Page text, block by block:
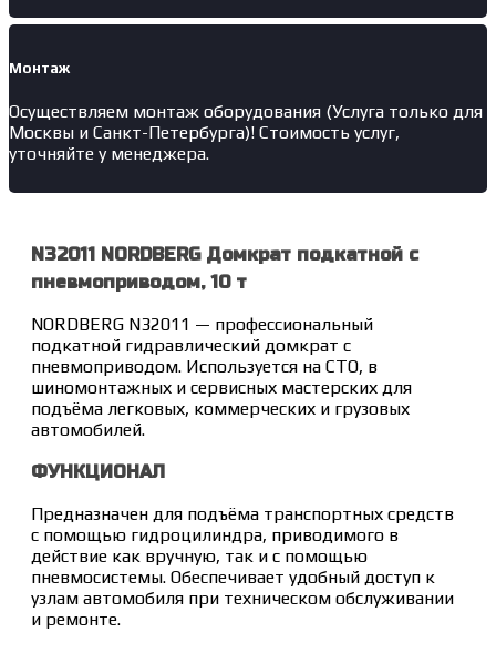
Монтаж
Осуществляем монтаж оборудования (Услуга только для
Москвы и Санкт-Петербурга)! Стоимость услуг,
уточняйте у менеджера.
N32011 NORDBERG Домкрат подкатной с
пневмоприводом, 10 т
NORDBERG N32011 — профессиональный
подкатной гидравлический домкрат с
пневмоприводом. Используется на СТО, в
шиномонтажных и сервисных мастерских для
подъёма легковых, коммерческих и грузовых
автомобилей.
ФУНКЦИОНАЛ
Предназначен для подъёма транспортных средств
с помощью гидроцилиндра, приводимого в
действие как вручную, так и с помощью
пневмосистемы. Обеспечивает удобный доступ к
узлам автомобиля при техническом обслуживании
и ремонте.